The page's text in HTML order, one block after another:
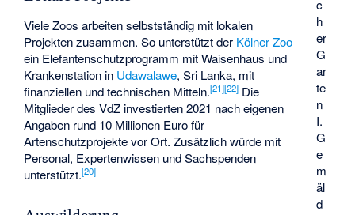
c
h
er
G
ar
te
n
I.
G
e
m
äl
d
Viele Zoos arbeiten selbstständig mit lokalen
Projekten zusammen. So unterstützt der Kölner Zoo
ein Elefantenschutzprogramm mit Waisenhaus und
Krankenstation in Udawalawe, Sri Lanka, mit
finanziellen und technischen Mitteln.[21][22] Die
Mitglieder des VdZ investierten 2021 nach eigenen
Angaben rund 10 Millionen Euro für
Artenschutzprojekte vor Ort. Zusätzlich würde mit
Personal, Expertenwissen und Sachspenden
unterstützt.[20]